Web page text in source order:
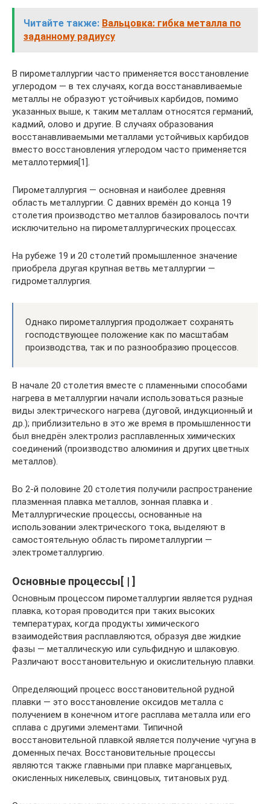
Читайте также: Вальцовка: гибка металла по
заданному радиусу
В пирометаллургии часто применяется восстановление
углеродом — в тех случаях, когда восстанавливаемые
металлы не образуют устойчивых карбидов, помимо
указанных выше, к таким металлам относятся германий,
кадмий, олово и другие. В случаях образования
восстанавливаемыми металлами устойчивых карбидов
вместо восстановления углеродом часто применяется
металлотермия[1].
Пирометаллургия — основная и наиболее древняя
область металлургии. С давних времён до конца 19
столетия производство металлов базировалось почти
исключительно на пирометаллургических процессах.
На рубеже 19 и 20 столетий промышленное значение
приобрела другая крупная ветвь металлургии —
гидрометаллургия.
Однако пирометаллургия продолжает сохранять
господствующее положение как по масштабам
производства, так и по разнообразию процессов.
В начале 20 столетия вместе с пламенными способами
нагрева в металлургии начали использоваться разные
виды электрического нагрева (дуговой, индукционный и
др.); приблизительно в это же время в промышленности
был внедрён электролиз расплавленных химических
соединений (производство алюминия и других цветных
металлов).
Во 2-й половине 20 столетия получили распространение
плазменная плавка металлов, зонная плавка и .
Металлургические процессы, основанные на
использовании электрического тока, выделяют в
самостоятельную область пирометаллургии —
электрометаллургию.
Основные процессы[ | ]
Основным процессом пирометаллургии является рудная
плавка, которая проводится при таких высоких
температурах, когда продукты химического
взаимодействия расплавляются, образуя две жидкие
фазы — металлическую или сульфидную и шлаковую.
Различают восстановительную и окислительную плавки.
Определяющий процесс восстановительной рудной
плавки — это восстановление оксидов металла с
получением в конечном итоге расплава металла или его
сплава с другими элементами. Типичной
восстановительной плавкой является получение чугуна в
доменных печах. Восстановительные процессы
являются также главными при плавке марганцевых,
окисленных никелевых, свинцовых, титановых руд.